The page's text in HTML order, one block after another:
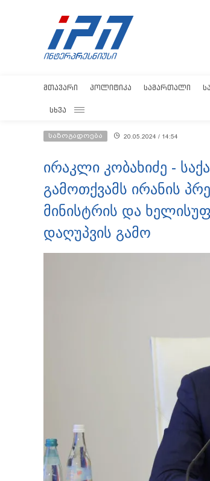
ᲛᲗᲐᲕᲐᲠᲘ ᲞᲝᲚᲘᲢᲘᲙᲐ ᲡᲐᲛᲐᲠᲗᲐᲚᲘ
ᲡᲮᲕᲐ
საზოგადოება 20.05.2024 / 14:54
ირაკლი კობახიძე -
გამოთქვამს ირანის
მინისტრის და
დაღუპვის გამო